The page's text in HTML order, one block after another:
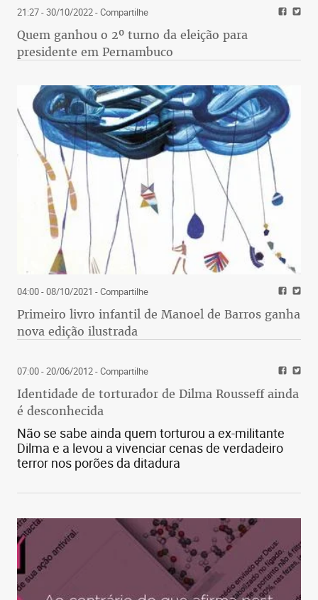
21:27 - 30/10/2022- Compartilhe
Quem ganhou o 2º turno da eleição para
presidente em Pernambuco
04:00 - 08/10/2021 - Compartilhe
Primeiro livro infantil de Manoel de Barros ganha
nova edição ilustrada
07:00 - 20/06/2012- Compartilhe
Identidade de torturador de Dilma Rousseff ainda
é desconhecida
Não se sabe ainda quem torturou a ex-militante
Dilma e a levou a vivenciar cenas de verdadeiro
terror nos porões da ditadura